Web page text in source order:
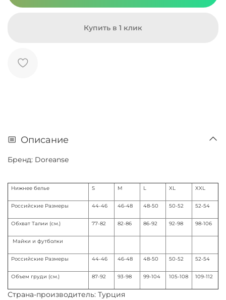
Купить в 1 клик
Описание
Бренд: Doreanse
Нижнее белье S M L XL XXL
Российские Размеры 44-46 46-48 48-50 50-52 52-54
Обхват Талии (см.) 77-82 82-86 86-92 92-98 98-106
Майки и футболки
Российские Размеры 44-46 46-48 48-50 50-52 52-54
Объем груди (см.) 87-92 93-98 99-104 105-108 109-112
Страна-производитель: Турция